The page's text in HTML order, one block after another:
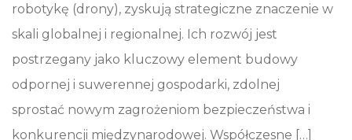
robotykę (drony), zyskują strategiczne znaczenie w
skali globalnej i regionalnej. Ich rozwój jest
postrzegany jako kluczowy element budowy
odpornej i suwerennej gospodarki, zdolnej
sprostać nowym zagrożeniom bezpieczeństwa i
konkurencji międzynarodowej. Współczesne […]